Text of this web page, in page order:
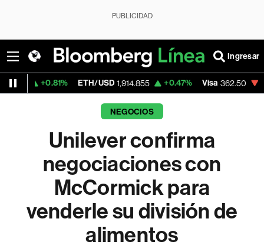
PUBLICIDAD
Ingresar
ETH/USD 1,914.855 +0.47% Visa 362.50 -2.15%
NEGOCIOS
Unilever confirma
negociaciones con
McCormick para
venderle su división de
alimentos